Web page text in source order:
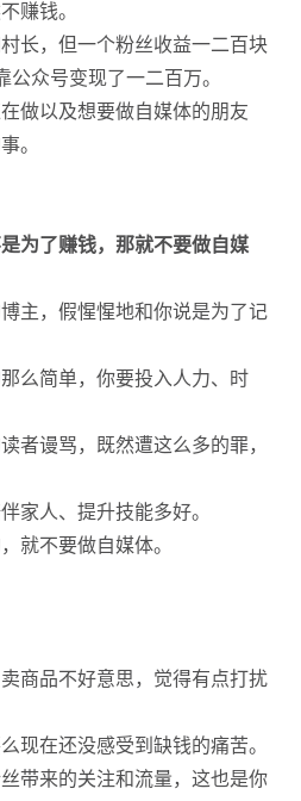
赚钱。
长，但一个粉丝收益一二百块
众号变现了一二百万。
做以及想要做自媒体的朋友
。
为了赚钱，那就不要做自媒
主，假惺惺地和你说是为了记
么简单，你要投入人力、时
者谩骂，既然遭这么多的罪，
家人、提升技能多好。
就不要做自媒体。
商品不好意思，觉得有点打扰
现在还没感受到缺钱的痛苦。
带来的关注和流量，这也是你